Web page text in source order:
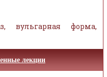
вульгарная форма,
лекции